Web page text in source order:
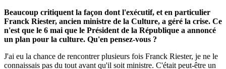
Beaucoup critiquent la façon dont l'exécutif, et en particulier
Franck Riester, ancien ministre de la Culture, a géré la crise. Ce
n'est que le 6 mai que le Président de la République a annoncé
un plan pour la culture. Qu'en pensez-vous ?
J'ai eu la chance de rencontrer plusieurs fois Franck Riester, je ne le
connaissais pas du tout avant qu'il soit ministre. C'était peut-être un